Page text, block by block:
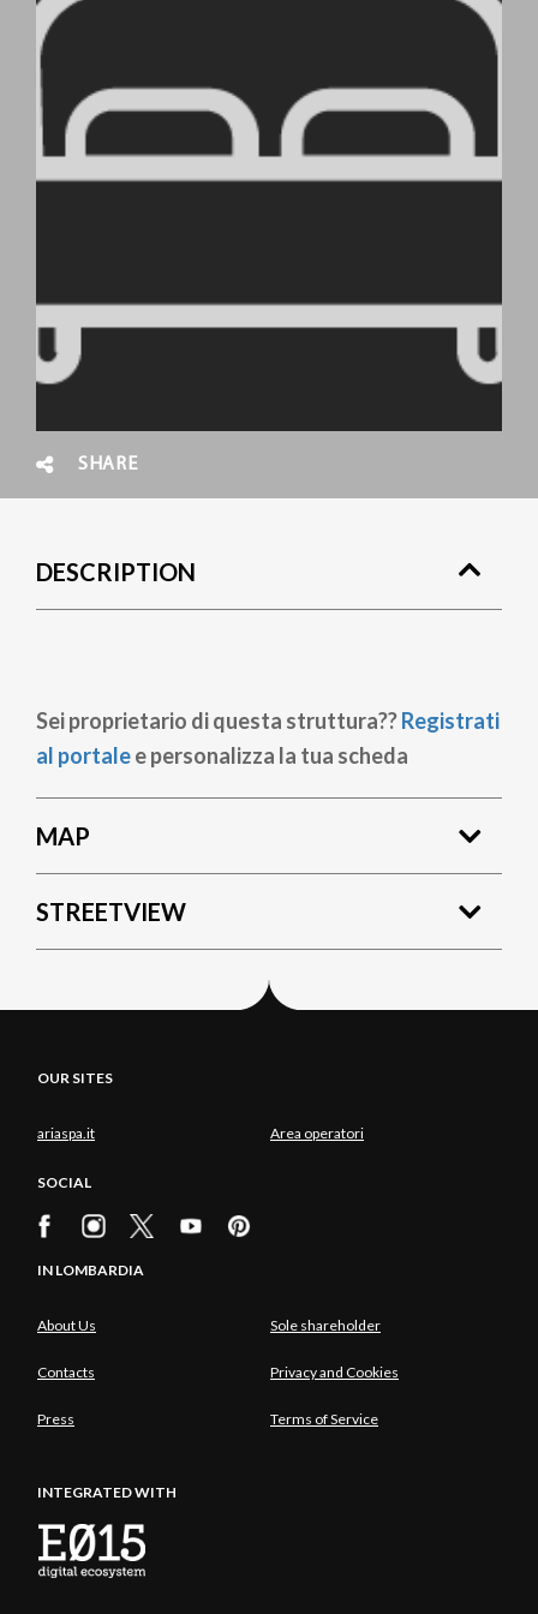
SHARE
DESCRIPTION
Sei proprietario di questa struttura??Registrati
al portalee personalizza la tua scheda
MAP
STREETVIEW
OUR SITES
ariaspa.it Area operatori
SOCIAL
IN LOMBARDIA
About Us Sole shareholder
Contacts Privacy and Cookies
Press Terms of Service
INTEGRATED WITH